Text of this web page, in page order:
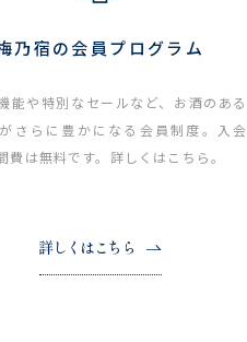
乃宿の会員プログラム
能や特別なセールなど、お酒のある
さらに豊かになる会員制度。入会
費は無料です。詳しくはこちら。
詳しくはこちら